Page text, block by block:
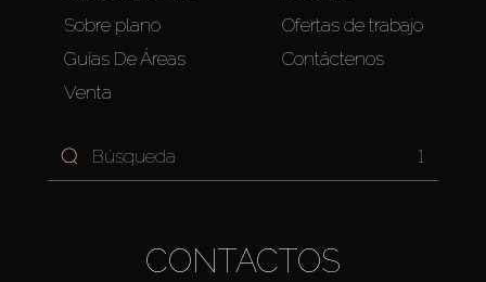
Sobre plano
Guías De Áreas
Venta
Ofertas de trabajo
Contáctenos
1
CONTACTOS